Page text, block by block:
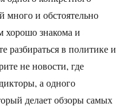
много и обстоятельно
хорошо знакома и
разбираться в политике и
не новости, где
а одного
делает обзоры самых